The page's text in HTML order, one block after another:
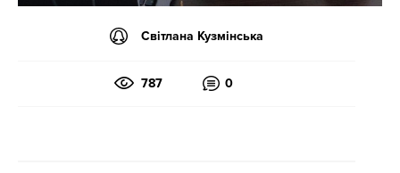
Світлана Кузмінська
787 0